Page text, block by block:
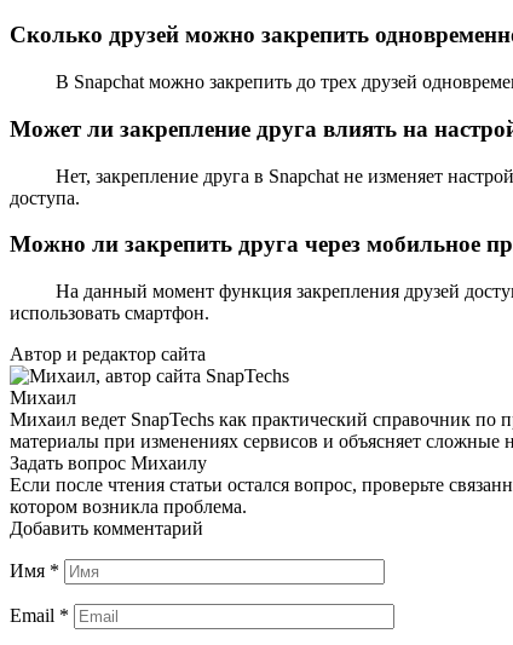
Сколько друзей можно закрепить
В Snapchat можно закрепить до трех друзей
Может ли закрепление друга влиять на
Нет, закрепление друга в Snapchat не изменяет
доступа.
Можно ли закрепить друга через мобильное
На данный момент функция закрепления друзей
использовать смартфон.
Автор и редактор сайта
Михаил
Михаил ведет SnapTechs как практический справочник
материалы при изменениях сервисов и объясняет сложные
Задать вопрос Михаилу
Если после чтения статьи остался вопрос, проверьте
котором возникла проблема.
Добавить комментарий
Имя *
Email *